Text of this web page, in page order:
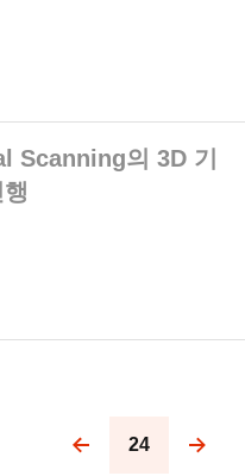
Scanning의 3D 기
Pagination
24